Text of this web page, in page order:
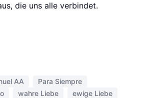
die uns alle verbindet.
AA
Para Siempre
wahre Liebe
ewige Liebe